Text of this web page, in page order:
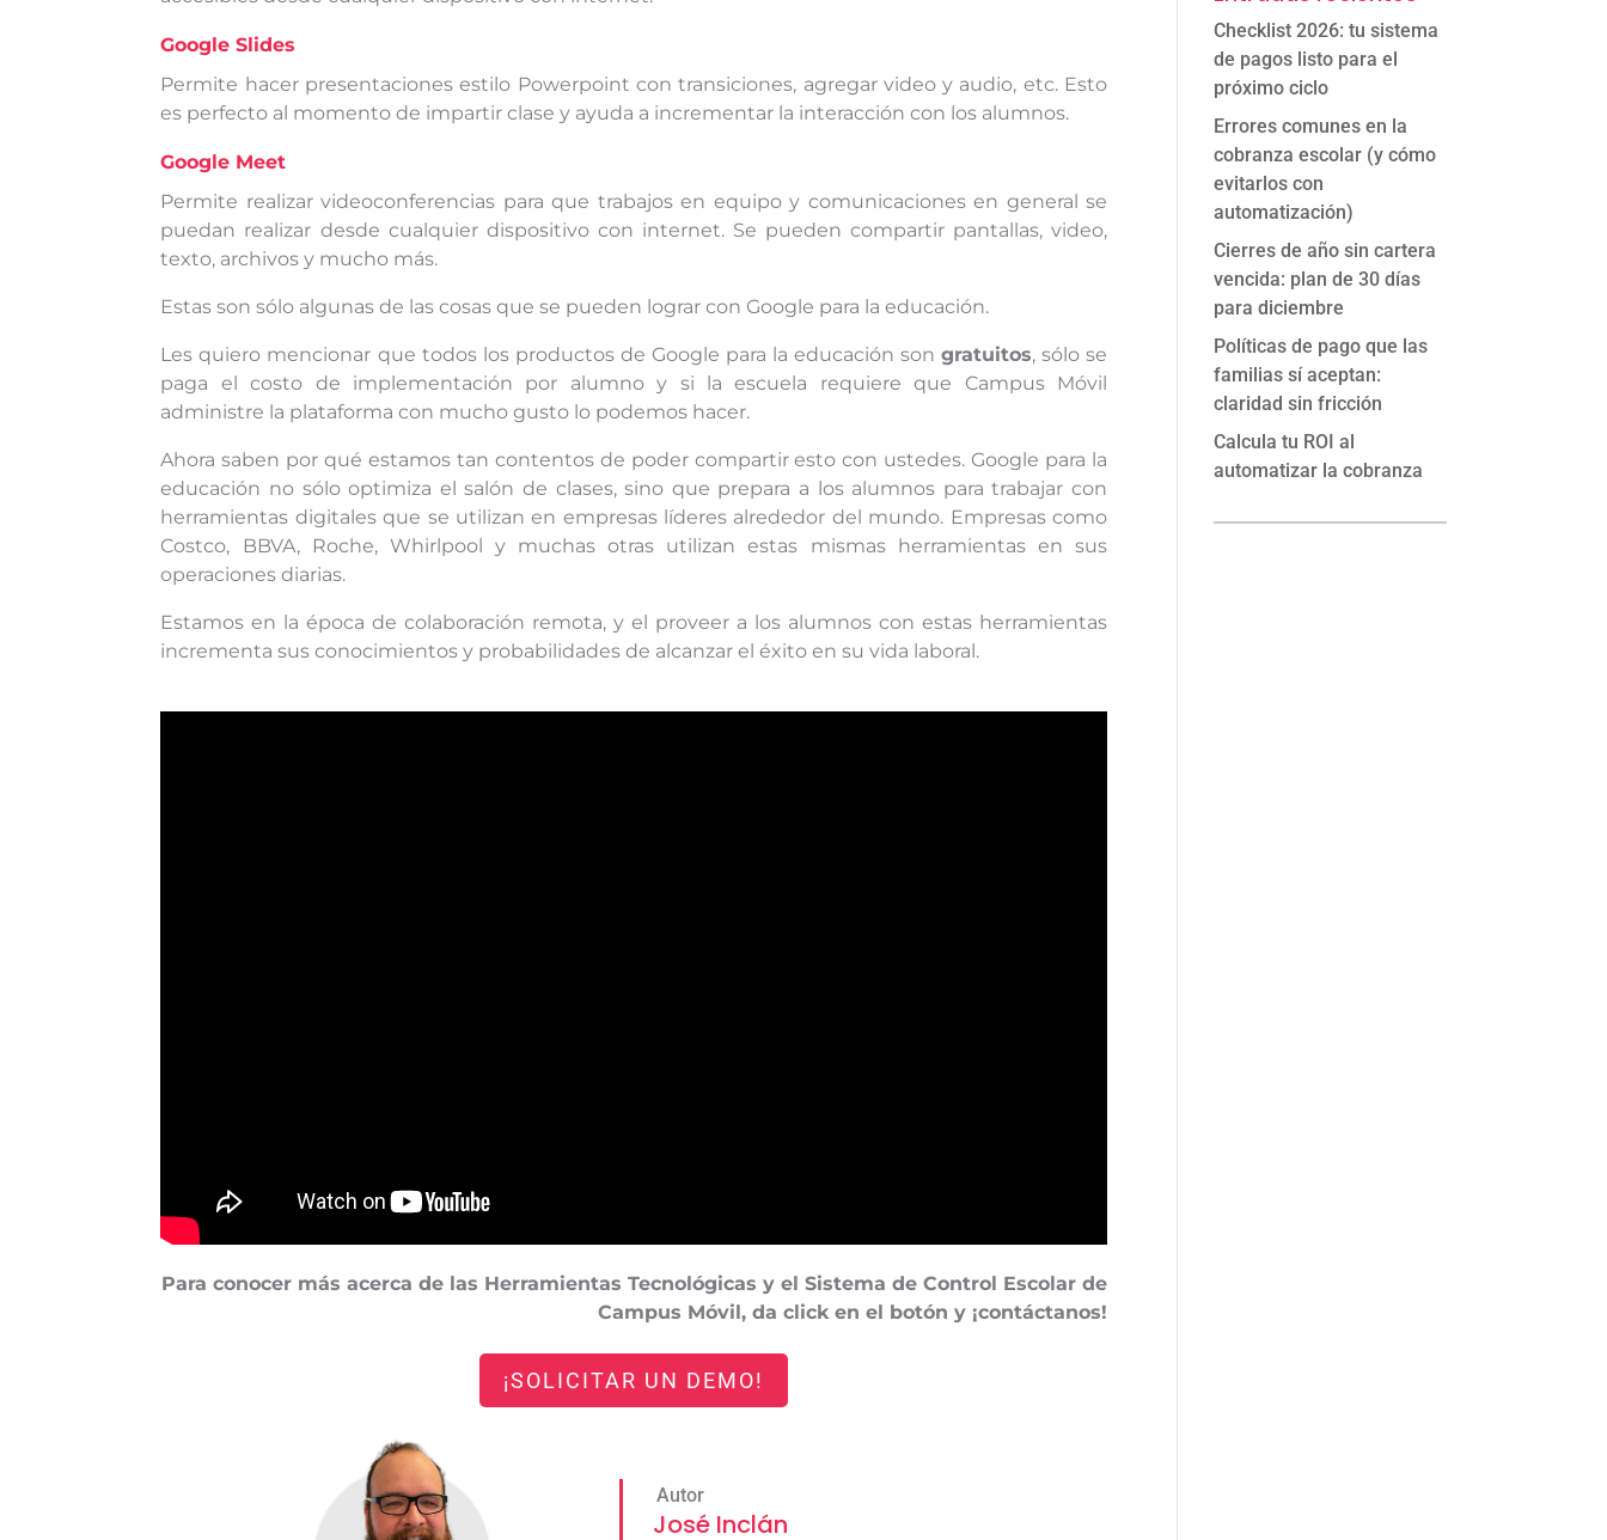
Google Slides
Permite hacer presentaciones estilo Powerpoint con transiciones, agregar video y audio, etc. Esto
es perfecto al momento de impartir clase y ayuda a incrementar la interacción con los alumnos.
Google Meet
Permite realizar videoconferencias para que trabajos en equipo y comunicaciones en general se
puedan realizar desde cualquier dispositivo con internet. Se pueden compartir pantallas, video,
texto, archivos y mucho más.
Estas son sólo algunas de las cosas que se pueden lograr con Google para la educación.
Les quiero mencionar que todos los productos de Google para la educación son gratuitos, sólo se
paga el costo de implementación por alumno y si la escuela requiere que Campus Móvil
administre la plataforma con mucho gusto lo podemos hacer.
Ahora saben por qué estamos tan contentos de poder compartir esto con ustedes. Google para la
educación no sólo optimiza el salón de clases, sino que prepara a los alumnos para trabajar con
herramientas digitales que se utilizan en empresas líderes alrededor del mundo. Empresas como
Costco, BBVA, Roche, Whirlpool y muchas otras utilizan estas mismas herramientas en sus
operaciones diarias.
Estamos en la época de colaboración remota, y el proveer a los alumnos con estas herramientas
incrementa sus conocimientos y probabilidades de alcanzar el éxito en su vida laboral.
Para conocer más acerca de las Herramientas Tecnológicas y el Sistema de Control Escolar de
Campus Móvil, da click en el botón y ¡contáctanos!
¡SOLICITAR UN DEMO!
Autor
José Inclán
Checklist 2026: tu sistema
de pagos listo para el
próximo ciclo
Errores comunes en la
cobranza escolar (y cómo
evitarlos con
automatización)
Cierres de año sin cartera
vencida: plan de 30 días
para diciembre
Políticas de pago que las
familias sí aceptan:
claridad sin fricción
Calcula tu ROI al
automatizar la cobranza